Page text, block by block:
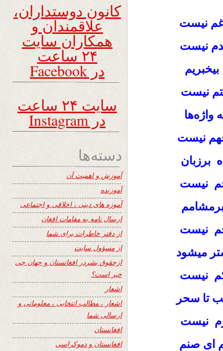
نیست
نیست
نیست
واژه‌ها
نیست
برزبان
نیست
نیست
میشود
نیست
تا سحر
نیست
ای صنم
کانون دوستداران،
علاقمندان و
همکاران سایت
۲۴ ساعت
در Facebook
سایت ۲۴ ساعت
در Instagram
دسته‌ها
آموزش و اهمیت آن
آموزنده
آموزه های دینی ، اخلاقی و اجتماعی
ارسال نامه به مقامات افغان
از دفتر خاطرات برای شما
از مسؤول سایت
ازحقوق بشردر افغانستان و جهان چی
خبر است؟
اشعار
اشعار ، مطالب انتخابی ، معلوماتی و
ارسالی شما
افغانستان
افغانستان و دموکراسی